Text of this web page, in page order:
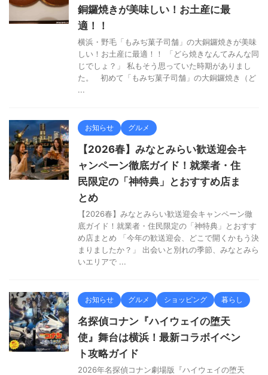
銅鑼焼きが美味しい！お土産に最
適！！
横浜・野毛「もみぢ菓子司舗」の大銅鑼焼きが美味
しい！お土産に最適！！ 「どら焼きなんてみんな同
じでしょ？」 私もそう思っていた時期がありまし
た。 初めて「もみぢ菓子司舗」の大銅鑼焼き（ど
...
お知らせ グルメ
【2026春】みなとみらい歓送迎会キ
ャンペーン徹底ガイド！就業者・住
民限定の「神特典」とおすすめ店ま
とめ
【2026春】みなとみらい歓送迎会キャンペーン徹
底ガイド！就業者・住民限定の「神特典」とおすす
め店まとめ 「今年の歓送迎会、どこで開くかもう決
まりましたか？」 出会いと別れの季節、みなとみら
いエリアで ...
お知らせ グルメ ショッピング 暮らし
名探偵コナン『ハイウェイの堕天
使』舞台は横浜！最新コラボイベン
ト攻略ガイド
2026年名探偵コナン劇場版『ハイウェイの堕天